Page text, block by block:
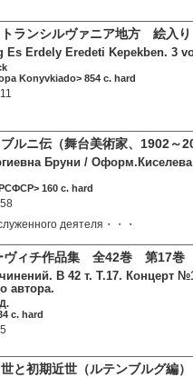
トランシルヴァニア地方 絵
Es Erdely Eredeti Kepekben. 3
Konyvkiado> 854 c. hard
ルニ伝（舞台美術家、1902～
Бруни /
160 c. hard
деятеля・・・
ヴィチ作品集 全42巻 第17
В 42 т. Т.17. Концерт
автора.
c. hard
と初期近世（ルテンブルグ編）